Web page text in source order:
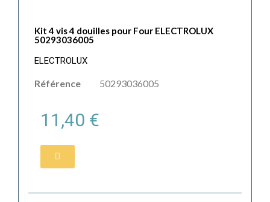
Kit 4 vis 4 douilles pour Four ELECTROLUX
50293036005
ELECTROLUX
Référence 50293036005
11,40 €